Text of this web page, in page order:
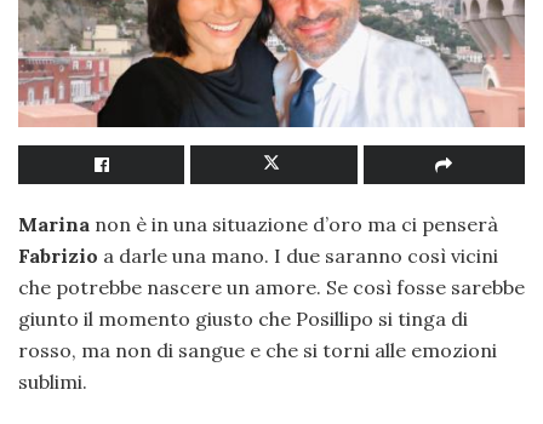
Marina non è in una situazione d’oro ma ci penserà
Fabrizio a darle una mano. I due saranno così vicini
che potrebbe nascere un amore. Se così fosse sarebbe
giunto il momento giusto che Posillipo si tinga di
rosso, ma non di sangue e che si torni alle emozioni
sublimi.